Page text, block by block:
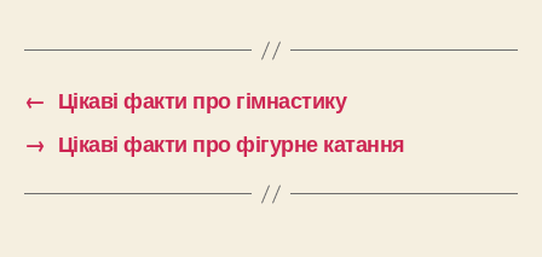
← Цікаві факти про гімнастику
→ Цікаві факти про фігурне катання